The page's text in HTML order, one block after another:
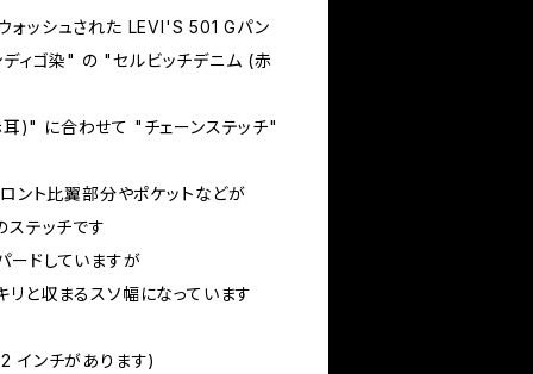
ォッシュされた LEVI'S 501 Gパン
ィゴ染" の "セルビッチデニム (赤
)" に合わせて "チェーンステッチ"
ント比翼部分やポケットなどが
ステッチです
ードしていますが
と収まるスソ幅になっています
インチがあります)